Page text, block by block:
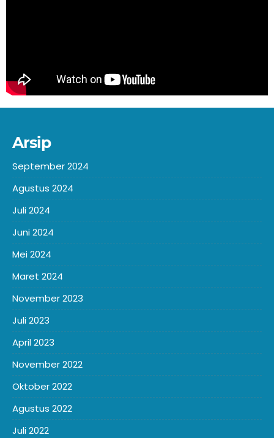
Arsip
September 2024
Agustus 2024
Juli 2024
Juni 2024
Mei 2024
Maret 2024
November 2023
Juli 2023
April 2023
November 2022
Oktober 2022
Agustus 2022
Juli 2022